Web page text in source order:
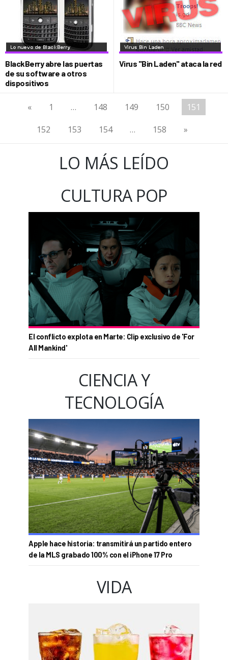
BlackBerry abre las puertas
de su software a otros
dispositivos
Virus "Bin Laden" ataca la red
« 1 … 148 149 150
151
152
153 154 … 158 »
LO MÁS LEÍDO
CULTURA POP
El conflicto explota en Marte: Clip exclusivo de 'For
All Mankind'
CIENCIA Y
TECNOLOGÍA
Apple hace historia: transmitirá un partido entero
de la MLS grabado 100% con el iPhone 17 Pro
VIDA